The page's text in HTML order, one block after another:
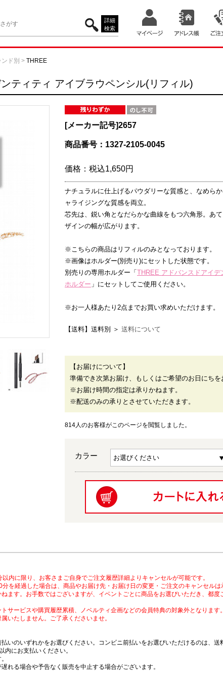
詳細
検索
ンド別 > THREE
ティティ アイブラウペンシル(リフィル)
[メーカー記号]2657
商品番号：1327-2105-0045
価格： 税込1,650円
ナチュラルに仕上げるパウダリーな質感と、なめら
ャライジングな質感を両立。
芯先は、鋭い角となだらかな曲線をもつ六角形。あ
ザインの幅が広がります。
※こちらの商品はリフィルのみとなっております。
※画像はホルダー(別売り)にセットした状態です。
別売りの専用ホルダー「 THREE アドバンスドアイ
ホルダー 」にセットしてご使用ください。
※お一人様あたり2点までお買い求めいただけます。
【送料】送料別 ＞ 送料について
【お届けについて】
準備でき次第お届け、もしくはご希望のお日にちを
※お届け時間の指定は承りかねます。
※配送のみの承りとさせていただきます。
814人のお客様がこのページを閲覧しました。
カラー
内に限り、お客さまご自身でご注文履歴詳細よりキャンセルが可能です。
を経過した場合は、商品やお届け先・お届け日の変更・ご注文のキャンセルは
ます。お手数ではございますが、イベントごとに商品をお選びいただき、都度
ービスや購買履歴累積、ノベルティ企画などの会員特典の対象外となります。
いたしません。ご了承くださいませ。
いのいずれかをお選びください。コンビニ前払いをお選びいただけるのは、送
内にお支払いください。
る場合や予告なく販売を中止する場合がございます。